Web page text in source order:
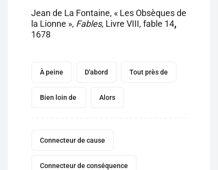
Jean de La Fontaine, « Les Obsèques de
la Lionne », Fables, Livre VIII, fable 14,
1678
À peine D'abord Tout près de
Bien loin de Alors
Connecteur de cause
Connecteur de conséquence